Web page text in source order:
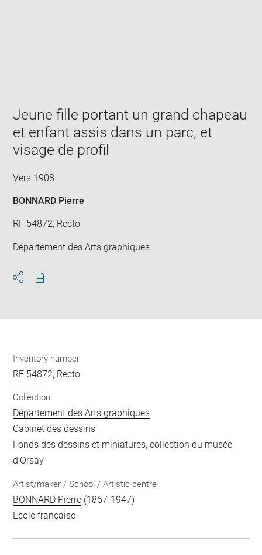
window
Jeune fille portant un grand chapeau
et enfant assis dans un parc, et
visage de profil
Vers 1908
BONNARD Pierre
RF 54872, Recto
Département des Arts graphiques
Inventory number
RF 54872, Recto
Collection
Département des Arts graphiques
Cabinet des dessins
Fonds des dessins et miniatures, collection du musée
d'Orsay
Artist/maker / School / Artistic centre
BONNARD Pierre (1867-1947)
Ecole française